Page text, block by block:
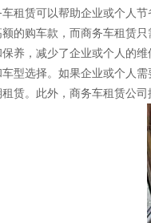
车租赁可以帮助企业或个人
额的购车款，而商务车租赁
保养，减少了企业或个人的
车型选择。如果企业或个人
赁。此外，商务车租赁公